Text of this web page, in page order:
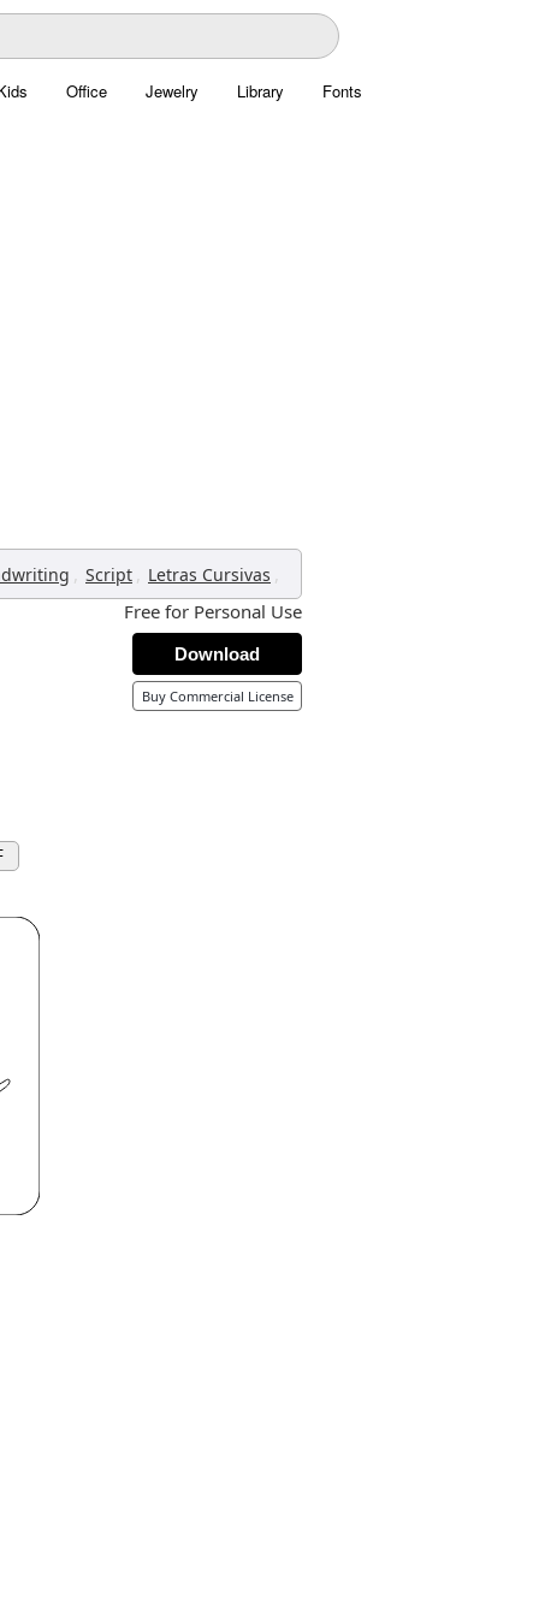
Office Jewelry Library Fonts
, Script , Letras Cursivas ,
Free for Personal Use
Download
Buy Commercial License